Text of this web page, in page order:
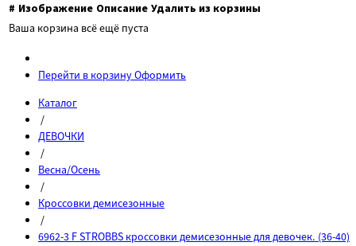
# Изображение Описание Удалить из корзины
Ваша корзина всё ещё пуста
Перейти в корзинуОформить
Каталог
/
ДЕВОЧКИ
/
Весна/Осень
/
Кроссовки демисезонные
/
6962-3 F STROBBS кроссовки демисезонные для девочек. (36-40)